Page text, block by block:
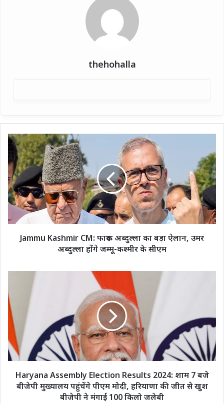
thehohalla
Jammu
Kashmir
CM:
फारूक
अब्दुल्ला
का
बड़ा
ऐलान,
उमर
अब्दुल्ला
Jammu Kashmir CM: फारूक अब्दुल्ला का बड़ा ऐलान, उमर
अब्दुल्ला होंगे जम्मू-कश्मीर के सीएम
Assembly
Election
Results
2024:
शाम
7
बजे
बीजेपी
मुख्यालय
पहुंचेंगे
पीएम
Haryana Assembly Election Results 2024: शाम 7 बजे
बीजेपी मुख्यालय पहुंचेंगे पीएम मोदी, हरियाणा की जीत से खुश
बीजेपी ने मंगाई 100 किलो जलेबी